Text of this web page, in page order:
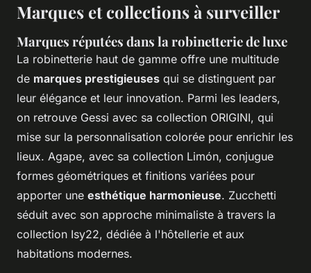
Marques et collections à surveiller
Marques réputées dans la robinetterie de luxe
La robinetterie haut de gamme offre une multitude
de marques prestigieuses qui se distinguent par
leur élégance et leur innovation. Parmi les leaders,
on retrouve Gessi avec sa collection ORIGINI, qui
mise sur la personnalisation colorée pour enrichir les
lieux. Agape, avec sa collection Limón, conjugue
formes géométriques et finitions variées pour
apporter une esthétique harmonieuse. Zucchetti
séduit avec son approche minimaliste à travers la
collection Isy22, dédiée à l'hôtellerie et aux
habitations modernes.